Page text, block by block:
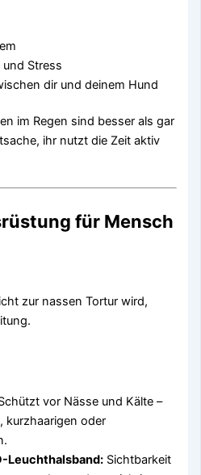
Stress
dir und deinem Hund
im Regen sind besser als gar
ihr nutzt die Zeit aktiv
für Mensch
zur nassen Tortur wird,
vor Nässe und Kälte –
kurzhaarigen oder
Leuchthalsband: Sichtbarkeit